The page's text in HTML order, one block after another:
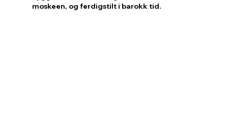
moskeen, og ferdigstilt i barokk tid.